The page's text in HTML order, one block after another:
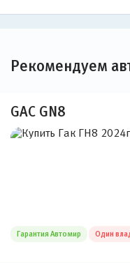
Рекомендуем
GAC GN8
Гарантия Автомир Один